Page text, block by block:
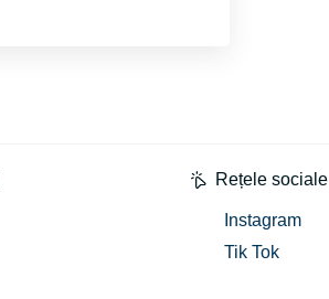
Rețele sociale
Instagram
Tik Tok